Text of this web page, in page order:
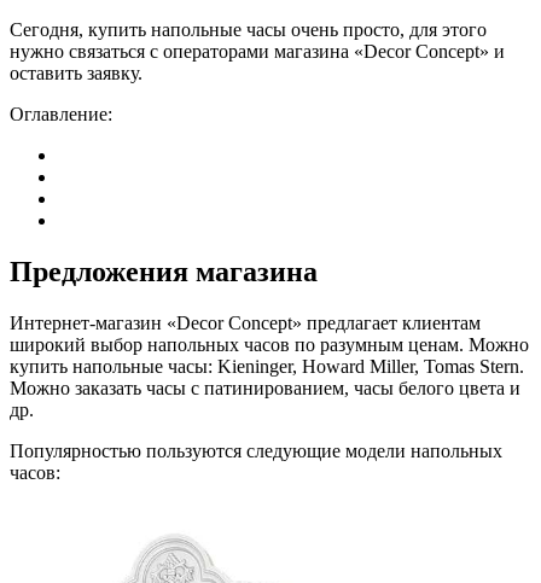
Сегодня, купить напольные часы очень просто, для этого
нужно связаться с операторами магазина «Decor Concept» и
оставить заявку.
Оглавление:
Предложения магазина
Интернет-магазин «Decor Concept» предлагает клиентам
широкий выбор напольных часов по разумным ценам. Можно
купить напольные часы: Kieninger, Howard Miller, Tomas Stern.
Можно заказать часы с патинированием, часы белого цвета и
др.
Популярностью пользуются следующие модели напольных
часов: